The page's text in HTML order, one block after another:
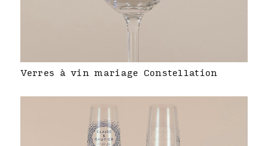
Verres à vin mariage Constellation